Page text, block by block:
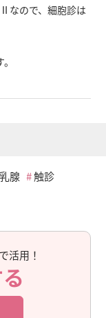
なので、細胞診は
乳腺
触診
活用！